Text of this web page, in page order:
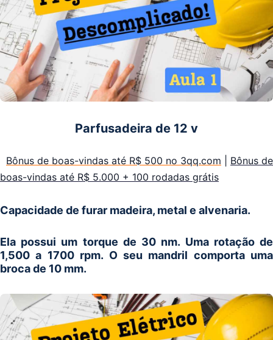
Parfusadeira de 12 v
Bônus de boas-vindas até R$ 500 no 3qq.com
Bônus de
boas-vindas até R$ 5.000 + 100 rodadas grátis
Capacidade de furar madeira, metal e alvenaria.
Ela possui um torque de 30 nm. Uma rotação de
1,500 a 1700 rpm. O seu mandril comporta uma
broca de 10 mm.